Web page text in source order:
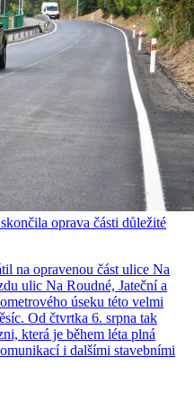
oprava části důležité
na opravenou část ulice Na
ulic Na Roudné, Jateční a
úseku této velmi
Od čtvrtka 6. srpna tak
která je během léta plná
i dalšími stavebními